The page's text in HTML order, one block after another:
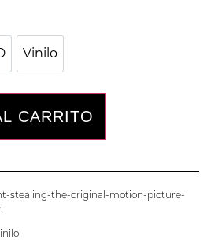
Vinilo
CARRITO
stealing-the-original-motion-picture-